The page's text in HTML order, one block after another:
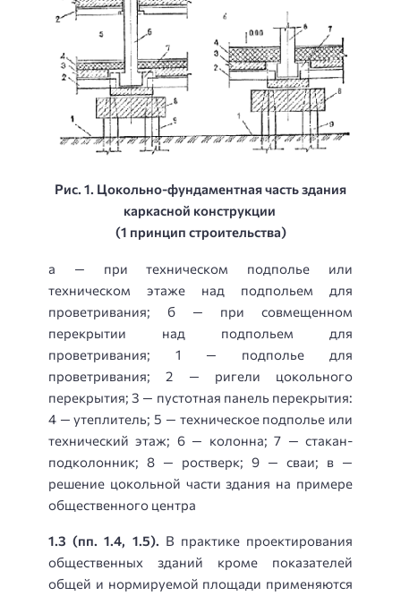
Рис. 1. Цокольно-фундаментная часть здания
каркасной конструкции
(1 принцип строительства)
а — при техническом подполье или
техническом этаже над подпольем для
проветривания; б — при совмещенном
перекрытии над подпольем для
проветривания; 1 — подполье для
проветривания; 2 — ригели цокольного
перекрытия; 3 — пустотная панель перекрытия:
4 — утеплитель; 5 — техническое подполье или
технический этаж; 6 — колонна; 7 — стакан-
подколонник; 8 — ростверк; 9 — сваи; в —
решение цокольной части здания на примере
общественного центра
1.3 (пп. 1.4, 1.5). В практике проектирования
общественных зданий кроме показателей
общей и нормируемой площади применяются